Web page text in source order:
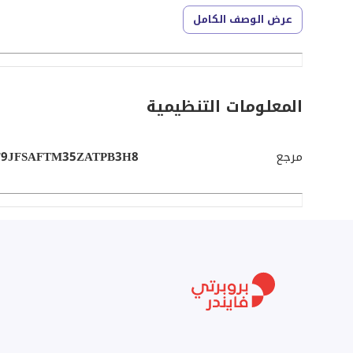
مكان يعكس الراحة، البساطة والفرص، هذا هو المكان
عرض الوصف الكامل
المعلومات التنظيمية
مرجع